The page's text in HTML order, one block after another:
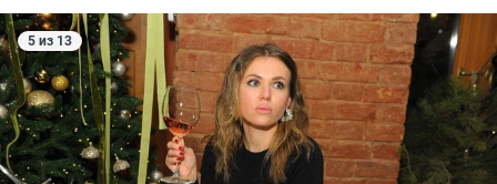
5 из 13